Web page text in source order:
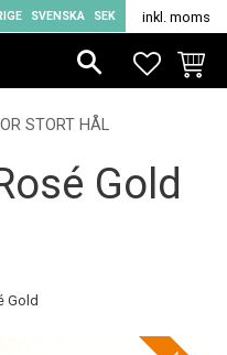
SVENSKA SEK inkl. moms
STORT HÅL
Gold
Gold